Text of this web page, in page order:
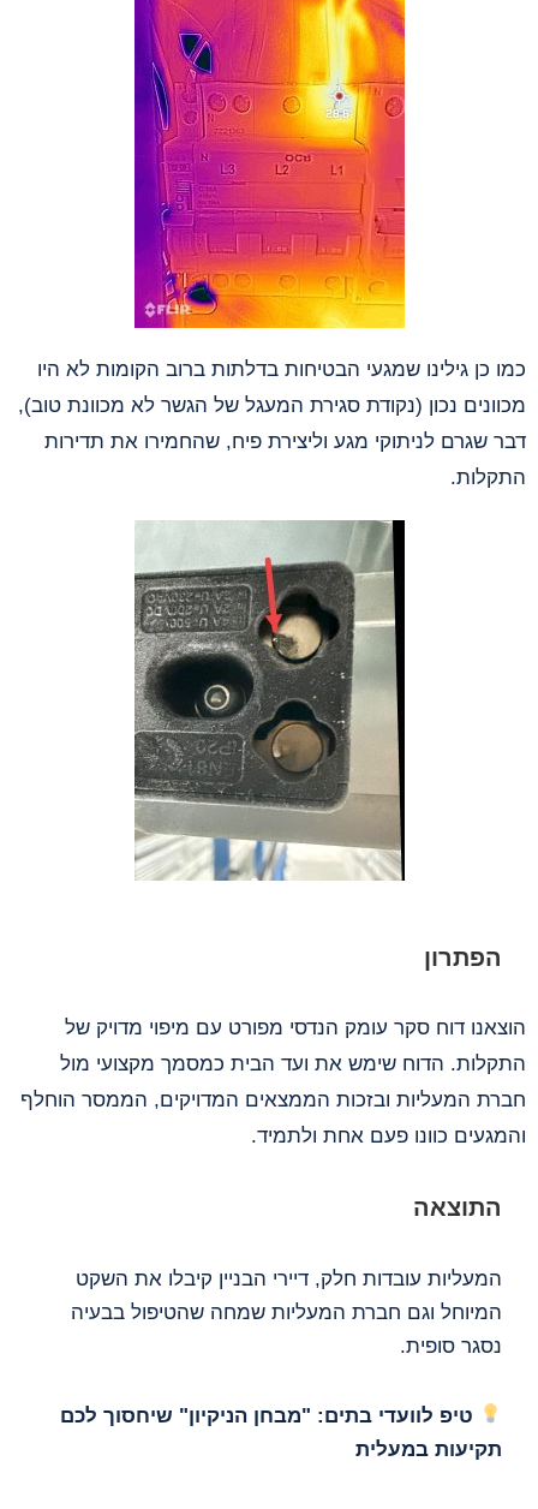
כמו כן גילינו שמגעי הבטיחות בדלתות ברוב הקומות לא היו
מכוונים נכון (נקודת סגירת המעגל של הגשר לא מכוונת טוב),
דבר שגרם לניתוקי מגע וליצירת פיח, שהחמירו את תדירות
התקלות.
הפתרון
הוצאנו דוח סקר עומק הנדסי מפורט עם מיפוי מדויק של
התקלות. הדוח שימש את ועד הבית כמסמך מקצועי מול
חברת המעליות ובזכות הממצאים המדויקים, הממסר הוחלף
והמגעים כוונו פעם אחת ולתמיד.
התוצאה
המעליות עובדות חלק, דיירי הבניין קיבלו את השקט
המיוחל וגם חברת המעליות שמחה שהטיפול בבעיה
נסגר סופית.
טיפ לוועדי בתים: "מבחן הניקיון" שיחסוך לכם
תקיעות במעלית